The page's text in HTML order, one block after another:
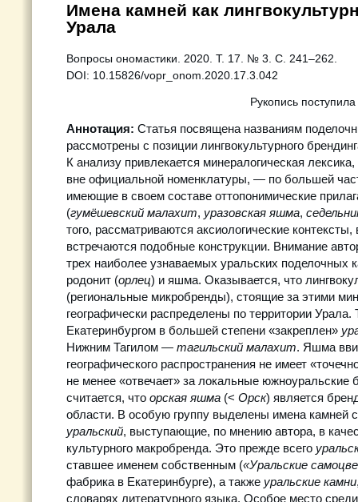
Имена камней как
Урала
Вопросы ономастики. 2020. Т. 17. № 3. С. 241–262.
DOI: 10.15826/vopr_onom.2020.17.3.042
Рукопись
Аннотация: Статья посвящена названиям
рассмотрены с позиции лингвокультурного
К анализу привлекается минералогическая
вне официальной номенклатуры, — по большей
имеющие в своем составе оттопонимические
(гумёшевский малахит, уразовская яшма,
того, рассматриваются аксиологические контексты,
встречаются подобные конструкции. Внимание
трех наиболее узнаваемых уральских поделочных
родонит (орлец) и яшма. Оказывается, что
(региональные микробренды), стоящие за этими
географически распределены по территории Урала.
Екатеринбургом в большей степени «закреплен»
Нижним Тагилом — тагильский малахит. Яшма
географического распространения не имеет
не менее «отвечает» за локальные южноуральские
считается, что орская яшма (< Орск) является
области. В особую группу выделены имена камней
уральский, выступающие, по мнению автора, в
культурного макробренда. Это прежде всего
ставшее именем собственным («Уральские
фабрика в Екатеринбурге), а также уральские камни
словарях литературного языка. Особое место